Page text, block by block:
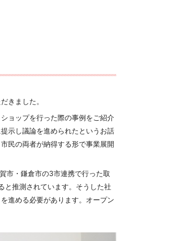
きました。
ョップを行った際の事例をご紹介
示し議論を進められたというお話
民の両者が納得する形で事業展開
市・鎌倉市の3市連携で行った取
推測されています。そうした社
進める必要があります。オープン